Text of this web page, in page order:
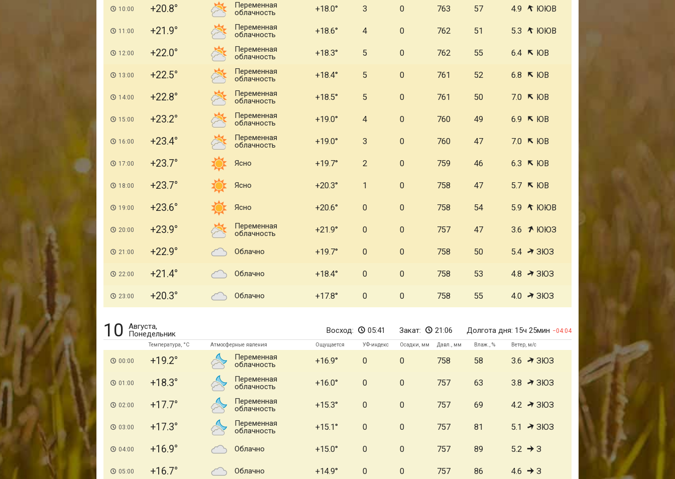
10:00 +20.8
Переменная
облачность
+18.0 3 0 763 57 4.9 ЮЮВ
11:00 +21.9
Переменная
облачность
+18.6 4 0 762 51 5.3 ЮЮВ
12:00 +22.0
Переменная
облачность
+18.3 5 0 762 55 6.4 ЮВ
13:00 +22.5
Переменная
облачность
+18.4 5 0 761 52 6.8 ЮВ
14:00 +22.8
Переменная
облачность
+18.5 5 0 761 50 7.0 ЮВ
15:00 +23.2
Переменная
облачность
+19.0 4 0 760 49 6.9 ЮВ
16:00 +23.4
Переменная
облачность
+19.0 3 0 760 47 7.0 ЮВ
17:00 +23.7 Ясно +19.7 2 0 759 46 6.3 ЮВ
18:00 +23.7 Ясно +20.3 1 0 758 47 5.7 ЮВ
19:00 +23.6 Ясно +20.6 0 0 758 54 5.9 ЮЮВ
20:00 +23.9
Переменная
облачность
+21.9 0 0 757 47 3.6 ЮЮЗ
21:00 +22.9 Облачно +19.7 0 0 758 50 5.4 ЗЮЗ
22:00 +21.4 Облачно +18.4 0 0 758 53 4.8 ЗЮЗ
23:00 +20.3 Облачно +17.8 0 0 758 55 4.0 ЗЮЗ
10
Августа,
Понедельник
Восход: 05:41 Закат: 21:06 Долгота дня: 15ч 25мин 04:04
Температура, °C Атмосферные явления Ощущается УФ-индекс Осадки, мм Давл., мм Влаж., % Ветер, м/с
00:00 +19.2
Переменная
облачность
+16.9 0 0 758 58 3.6 ЗЮЗ
01:00 +18.3
Переменная
облачность
+16.0 0 0 757 63 3.8 ЗЮЗ
02:00 +17.7
Переменная
облачность
+15.3 0 0 757 69 4.2 ЗЮЗ
03:00 +17.3
Переменная
облачность
+15.1 0 0 757 81 5.1 ЗЮЗ
04:00 +16.9 Облачно +15.0 0 0 757 89 5.2 З
05:00 +16.7 Облачно +14.9 0 0 757 86 4.6 З